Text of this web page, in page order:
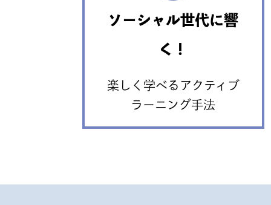
ソーシャル世代に響
く！
楽しく学べるアクティブ
ラーニング手法